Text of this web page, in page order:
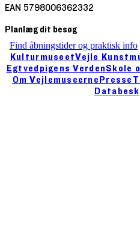
EAN 5798006362332
Planlæg dit besøg
Find åbningstider og praktisk info
KulturmuseetVejle
Egtvedpigens VerdenSkole
Om VejlemuseernePresse